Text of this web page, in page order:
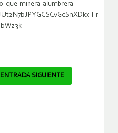
que-minera-alumbrera-
Fr-
ENTRADA SIGUIENTE